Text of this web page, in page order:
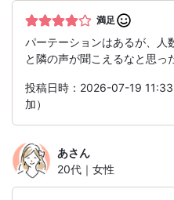
満足
パーテーションはあるが、人
と隣の声が聞こえるなと思っ
投稿日時：2026-07-19
加）
あさん
20代｜女性